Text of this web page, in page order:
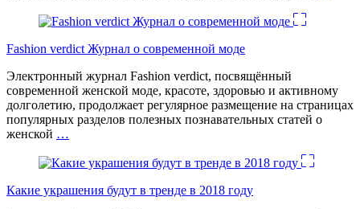
Fashion verdict Журнал о современной моде
Электронный журнал Fashion verdict, посвящённый
современной женской моде, красоте, здоровью и активному
долголетию, продолжает регулярное размещение на страницах
популярных разделов полезных познавательных статей о
женской …
Какие украшения будут в тренде в 2018 году